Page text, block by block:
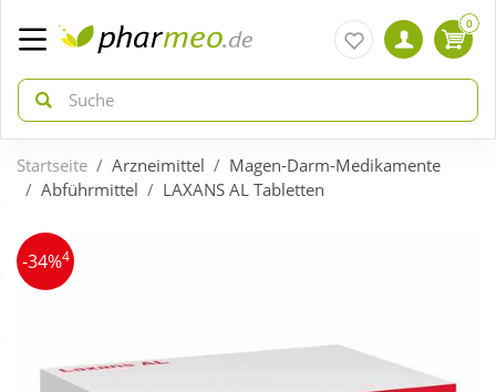
zurück
ÜBERSICHT AKTIONEN
Gratis dazu
zurück
ÜBERSICHT KATEGORIEN
Bio & Genuss
0
Startseite Arzneimittel
Magen-Darm-Medikamente
Abführmittel
LAXANS AL Tabletten
-34%4